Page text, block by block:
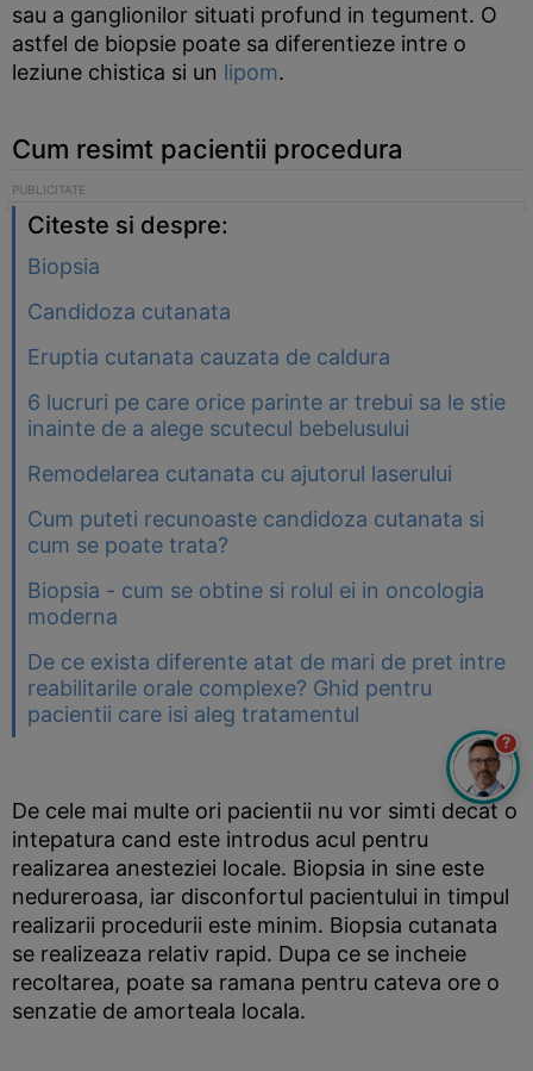
sau a ganglionilor situati profund in tegument. O
astfel de biopsie poate sa diferentieze intre o
leziune chistica si un lipom.
Cum resimt pacientii procedura
Citeste si despre:
Biopsia
Candidoza cutanata
Eruptia cutanata cauzata de caldura
6 lucruri pe care orice parinte ar trebui sa le stie
inainte de a alege scutecul bebelusului
Remodelarea cutanata cu ajutorul laserului
Cum puteti recunoaste candidoza cutanata si
cum se poate trata?
Biopsia - cum se obtine si rolul ei in oncologia
moderna
De ce exista diferente atat de mari de pret intre
reabilitarile orale complexe? Ghid pentru
pacientii care isi aleg tratamentul
De cele mai multe ori pacientii nu vor simti decat o
intepatura cand este introdus acul pentru
realizarea anesteziei locale. Biopsia in sine este
nedureroasa, iar disconfortul pacientului in timpul
realizarii procedurii este minim. Biopsia cutanata
se realizeaza relativ rapid. Dupa ce se incheie
recoltarea, poate sa ramana pentru cateva ore o
senzatie de amorteala locala.
?